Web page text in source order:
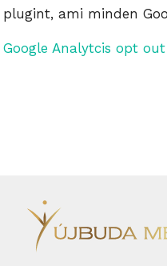
plugint, ami minden
Google Analytcis opt